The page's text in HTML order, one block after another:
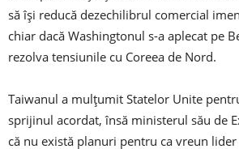
să își reducă dezechilibrul comercial
chiar dacă Washingtonul s-a aplecat pe
rezolva tensiunile cu Coreea de Nord.
Taiwanul a mulțumit Statelor Unite
sprijinul acordat, însă ministerul său de
că nu există planuri pentru ca vreun